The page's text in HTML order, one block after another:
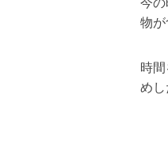
物
時
め